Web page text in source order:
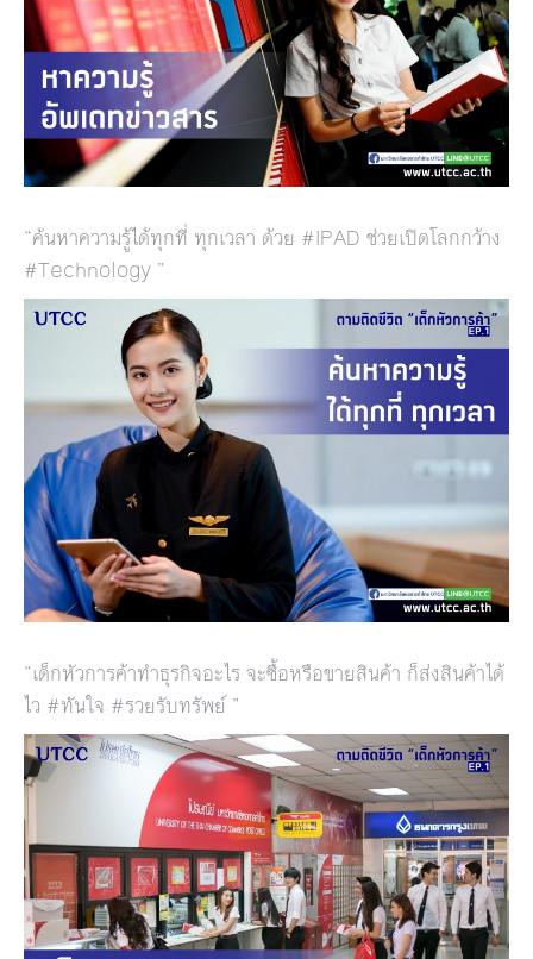
“ค้นหาความรู้ได้ทุกที่ ทุกเวลา ด้วย #IPAD ช่วยเปิดโลกกว้าง
#Technology ”
“เด็กหัวการค้าทำธุรกิจอะไร จะซื้อหรือขายสินค้า ก็ส่งสินค้าได้
ไว #ทันใจ #รวยรับทรัพย์ ”